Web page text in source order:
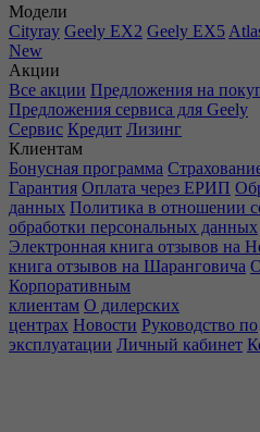
Модели
Cityray Geely EX2 Geely EX5
New
Акции
Все акции Предложения на
Предложения сервиса для Geely
Сервис Кредит Лизинг
Клиентам
Бонусная программа
Гарантия Оплата через ЕРИП
данных Политика в отношении
обработки персональных данных
Электронная книга отзывов на
книга отзывов на Шаранговича
Корпоративным
клиентам О дилерских
центрах Новости Руководство по
эксплуатации Личный кабинет